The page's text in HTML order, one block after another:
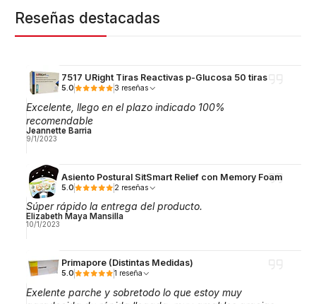
Reseñas destacadas
7517 URight Tiras Reactivas p-Glucosa 50 tiras
5.0 3 reseñas
Excelente, llego en el plazo indicado 100%
recomendable
Jeannette Barria
9/1/2023
Asiento Postural SitSmart Relief con Memory Foam
5.0 2 reseñas
Súper rápido la entrega del producto.
Elizabeth Maya Mansilla
10/1/2023
Primapore (Distintas Medidas)
5.0 1 reseña
Exelente parche y sobretodo lo que estoy muy